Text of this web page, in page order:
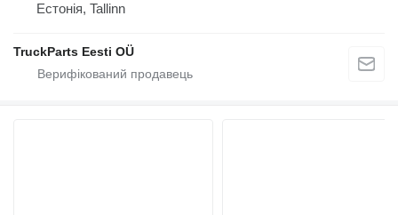
Естонія, Tallinn
TruckParts Eesti OÜ